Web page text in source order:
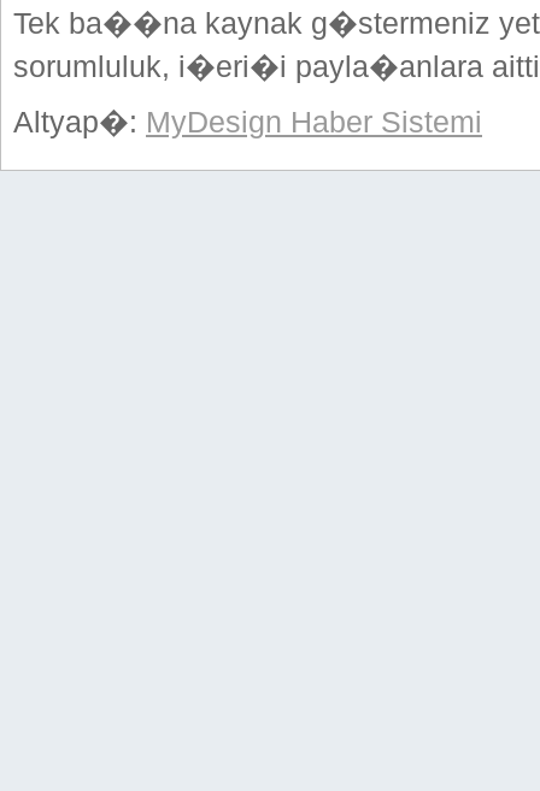
Tek ba��na kaynak g�stermeniz
sorumluluk, i�eri�i payla�anlara
Altyap�: MyDesign Haber Sistemi